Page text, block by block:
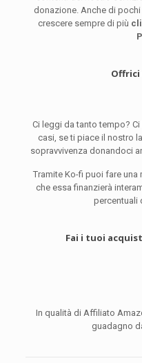
donazione. Anche di
crescere sempre di più
Offrici
Ci leggi da tanto tempo?
casi, se ti piace il nostro
sopravvivenza donandoci
Tramite Ko-fi puoi fare
che essa finanzierà
percentuali
Fai i tuoi
In qualità di Affiliato
guadagno